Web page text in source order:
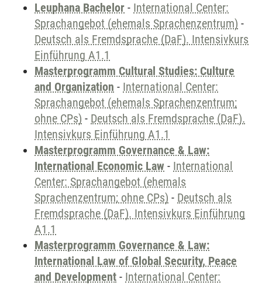
Leuphana Bachelor - International Center:
Sprachangebot (ehemals Sprachenzentrum) -
Deutsch als Fremdsprache (DaF). Intensivkurs
Einführung A1.1
Masterprogramm Cultural Studies: Culture
and Organization - International Center:
Sprachangebot (ehemals Sprachenzentrum;
ohne CPs) - Deutsch als Fremdsprache (DaF).
Intensivkurs Einführung A1.1
Masterprogramm Governance & Law:
International Economic Law - International
Center: Sprachangebot (ehemals
Sprachenzentrum; ohne CPs) - Deutsch als
Fremdsprache (DaF). Intensivkurs Einführung
A1.1
Masterprogramm Governance & Law:
International Law of Global Security, Peace
and Development - International Center: